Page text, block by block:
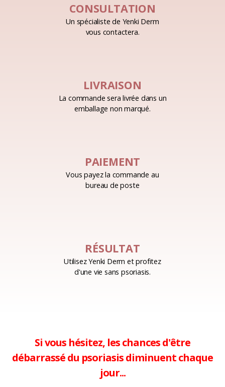
CONSULTATION
Un spécialiste de Yenki Derm
vous contactera.
LIVRAISON
La commande sera livrée dans un
emballage non marqué.
PAIEMENT
Vous payez la commande au
bureau de poste
RÉSULTAT
Utilisez Yenki Derm et profitez
d'une vie sans psoriasis.
Si vous hésitez, les chances d'être
débarrassé du psoriasis diminuent chaque
jour...